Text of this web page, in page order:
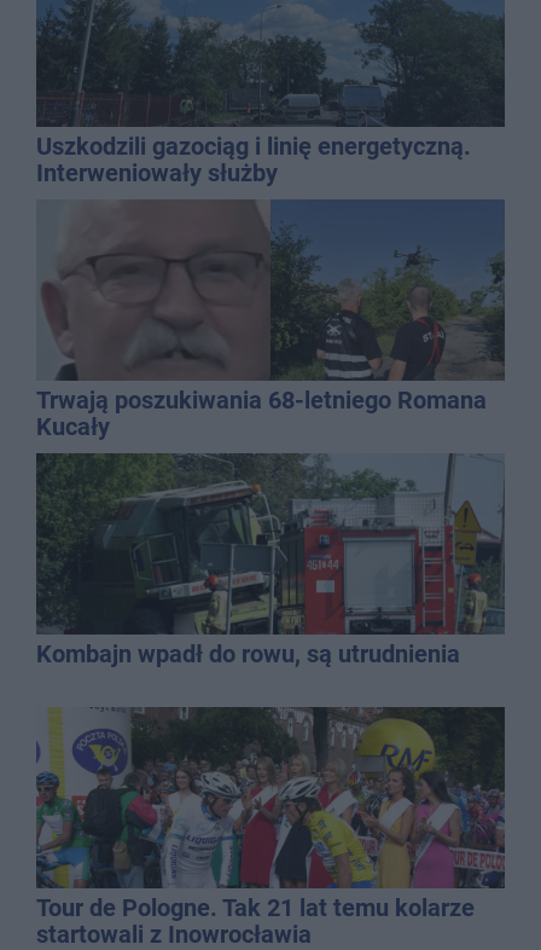
Uszkodzili gazociąg i linię energetyczną.
Interweniowały służby
Trwają poszukiwania 68-letniego Romana
Kucały
Kombajn wpadł do rowu, są utrudnienia
Tour de Pologne. Tak 21 lat temu kolarze
startowali z Inowrocławia